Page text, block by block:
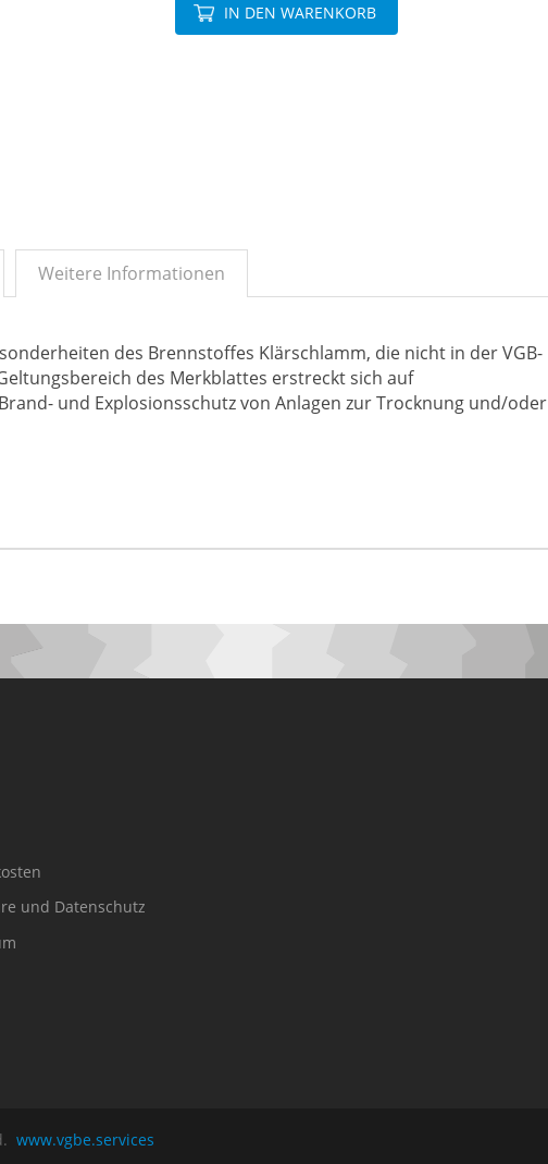
IN DEN WARENKORB
Weitere Informationen
des Brennstoffes Klärschlamm, die nicht in der VGB-
des Merkblattes erstreckt sich auf
und Explosionsschutz von Anlagen zur Trocknung und/oder
und Datenschutz
www.vgbe.services